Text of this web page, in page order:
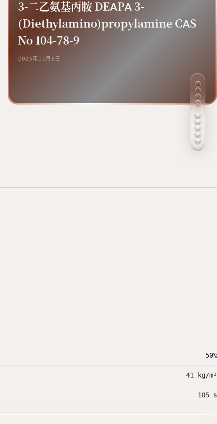
3-二乙氨基丙胺 DEAPA 3-
(Diethylamino)propylamine CAS
No 104-78-9
2025年11月6日
50%
41 kg/m³
105 s